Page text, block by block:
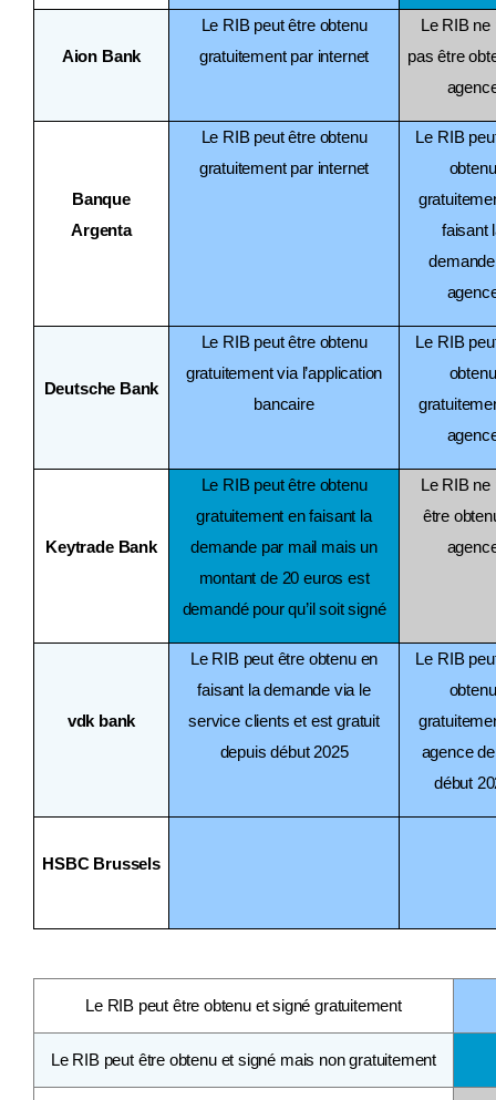
Aion Bank
Le RIB peut être obtenu
gratuitement par internet
Le RIB ne
pas être
Banque
Argenta
Le RIB peut être obtenu
gratuitement par internet
Le RIB
obtenu
faisant
Deutsche Bank
Le RIB peut être obtenu
gratuitement via l’application
bancaire
Le RIB
obtenu
Keytrade Bank
Le RIB peut être obtenu
gratuitement en faisant la
demande par mail mais un
montant de 20 euros est
demandé pour qu’il soit signé
Le RIB ne
être
vdk bank
Le RIB peut être obtenu en
faisant la demande via le
service clients et est gratuit
depuis début 2025
Le RIB
obtenu
agence
début
HSBC Brussels
Le RIB peut être obtenu et signé gratuitement
Le RIB peut être obtenu et signé mais non gratuitement